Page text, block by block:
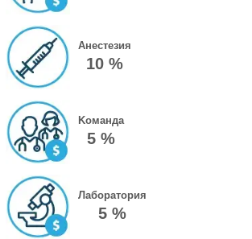
Анестезия
10 %
Kоманда
5 %
Лаборатория
5 %